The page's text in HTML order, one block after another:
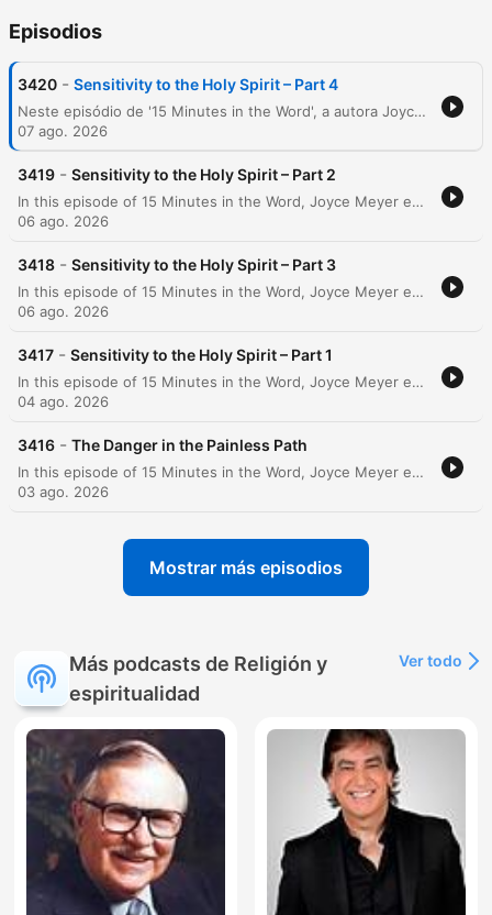
Episodios
3420 - Sensitivity to the Holy Spirit – Part 4
Neste episódio de '15 Minutes in the Word', a autora Joyce Meyer explora o conceito do 'traço' (the dash) — o período entre o nascimento e a morte — instigando os ouvintes a refletirem sobre como estão utilizando sua existência. Através de uma análise bíblica, ela aborda as tentações, a importância da vigilância espiritual e a necessidade de submissão total a Deus para evitar que o inimigo utilize mentiras para desviar o fiel. A pregação também discute a natureza do Batismo no Espírito Santo, diferenciando a presença do Espírito no espírito do crente da plenitude do poder do Espírito na alma (mente, vontade e emoção). Meyer enfatiza que, embora o Espírito nunca nos deixe, a falta de rendição pode impedir que experimentemos seu poder total em nossas vidas cotidianas.
07 ago. 2026
3419 - Sensitivity to the Holy Spirit – Part 2
In this episode of 15 Minutes in the Word, Joyce Meyer explores her series 'Blessed in the Mess,' focusing on finding spiritual stability through life's trials. Drawing from John 16 and the life of Jesus, Meyer discusses the importance of preparation, training, and the role of the Holy Spirit as a counselor and helper. She emphasizes that difficult seasons are often wilderness experiences designed to build character and dependence on God. The teaching addresses the dangers of pride in leadership and the necessity of being controlled by the Holy Spirit to withstand temptation. Meyer shares personal anecdotes regarding daily frustrations—such as travel delays and incorrect food orders—to illustrate how irritation can hinder one's ability to sense God's presence. The episode concludes with an exhortation to use trials as opportunities for growth rather than reasons for resentment.
06 ago. 2026
3418 - Sensitivity to the Holy Spirit – Part 3
In this episode of 15 Minutes in the Word, Joyce Meyer explores themes from her series, Blessed in the Mess. The teaching examines the nature of spiritual warfare, discussing how the enemy uses lies and thoughts to attack identity and induce unnecessary guilt. Meyer emphasizes the importance of knowing the Word of God to recognize deception and avoid being moved by fleshly impulses. The message further delves into the concept of full surrender, urging listeners to let go of anything contrary to God's Word to ensure a joyful spiritual journey. Reflecting on her own life and the biblical accounts of Jesus and Eve, Meyer concludes with a powerful meditation on the importance of how one spends their "dash"—the time between birth and death—urging listeners to prioritize reconciliation and obedience before eternity.
06 ago. 2026
3417 - Sensitivity to the Holy Spirit – Part 1
In this episode of 15 Minutes in the Word, Joyce Meyer explores the vital role of the Holy Spirit in the life of a believer. Drawing from her series Blessed in the Mess, Meyer discusses the nature of the Trinity and emphasizes that the Holy Spirit serves as a Comforter, Counselor, Helper, Advocate, Intercessor, Strengthener, and Standby for those who follow Christ. The teaching covers biblical foundations from Genesis and the Gospels to explain how the Holy Spirit provides guidance, teaches truth, and enables believers to bear fruit even in difficult circumstances. Meyer also touches upon the importance of prayer in Jesus' name and the necessity of walking in love.
04 ago. 2026
3416 - The Danger in the Painless Path
In this episode of 15 Minutes in the Word, Joyce Meyer explores the concept of healing the soul and moving beyond past traumas. She discusses the tendency to live within dysfunction and pretend that everything is fine while ignoring deep-seated emotional pain. The teaching emphasizes that true spiritual growth requires facing uncomfortable truths about oneself rather than seeking a painless path to recovery. Meyer also addresses the importance of enjoying life, family, and rest, cautioning against an overemphasis on work and productivity. She encourages listeners to prioritize quality over quantity in their spiritual walk and to embrace the process of change, even when it is difficult, as part of God's transformative work.
03 ago. 2026
Mostrar más episodios
Más podcasts de Religión y
espiritualidad
Ver todo